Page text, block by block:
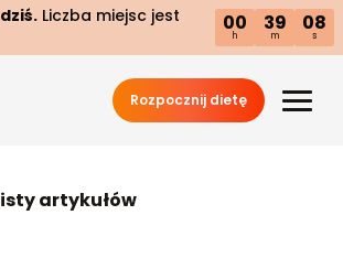
Liczba miejsc jest
00
h
39
m
07
s
Rozpocznij dietę
artykułów